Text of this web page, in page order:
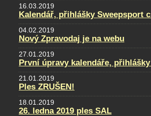
16.03.2019
Kalendář, přihlášky Sweepsport
04.02.2019
Nový Zpravodaj je na webu
27.01.2019
První úpravy kalendáře, přihlášky
21.01.2019
Ples ZRUŠEN!
18.01.2019
26. ledna 2019 ples SAL